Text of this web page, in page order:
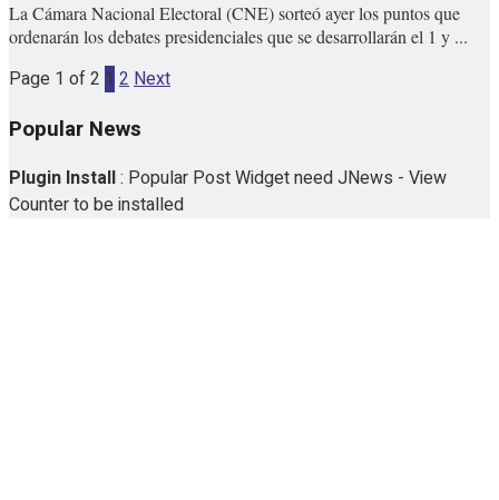
La Cámara Nacional Electoral (CNE) sorteó ayer los puntos que
ordenarán los debates presidenciales que se desarrollarán el 1 y ...
Page 1 of 2 1 2Next
Popular News
Plugin Install: Popular Post Widget need JNews - View
Counter to be installed